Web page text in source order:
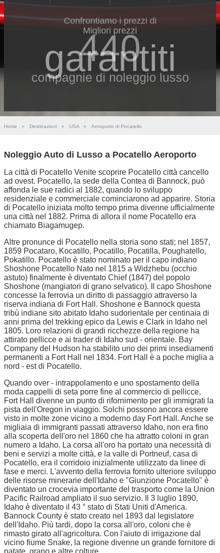
Confrontiamo i prezzi di
440
compagnie di noleggio lusso
Migliori prezzi
garantiti
Home » Destinazioni » USA » Aeroporto di Pocatello
Noleggio Auto di Lusso a Pocatello Aeroporto
La città di Pocatello Venite scoprire Pocatello città cancello
ad ovest. Pocatello, la sede della Contea di Bannock, può
affonda le sue radici al 1882, quando lo sviluppo
residenziale e commerciale cominciarono ad apparire. Storia
di Pocatello iniziata molto tempo prima divenne ufficialmente
una città nel 1882. Prima di allora il nome Pocatello era
chiamato Biagamugep.
Altre pronunce di Pocatello nella storia sono stati; nel 1857,
1859 Pocataro, Kocatillo, Pocatillo, Pocatilla, Poughatello,
Pokatillo. Pocatello è stato nominato per il capo indiano
Shoshone Pocatello Nato nel 1815 a Widzhebu (occhio
astuto) finalmente è diventato Chief (1847) del popolo
Shoshone (mangiatori di grano selvatico). Il capo Shoshone
concesse la ferrovia un diritto di passaggio attraverso la
riserva indiana di Fort Hall. Shoshone e Bannock questa
tribù indiane sito abitato Idaho sudorientale per centinaia di
anni prima del trekking epico da Lewis e Clark in Idaho nel
1805. Loro relazioni di grandi ricchezze della regione ha
attirato pellicce e ai trader di Idaho sud - orientale. Bay
Company del Hudson ha stabilito uno dei primi insediamenti
permanenti a Fort Hall nel 1834. Fort Hall è a poche miglia a
nord - est di Pocatello.
Quando over - intrappolamento e uno spostamento della
moda cappelli di seta porre fine al commercio di pellicce,
Fort Hall divenne un punto di rifornimento per gli immigrati la
pista dell'Oregon in viaggio. Solchi possono ancora essere
visto in molte zone vicino a moderno day Fort Hall. Anche se
migliaia di immigranti passati attraverso Idaho, non era fino
alla scoperta dell'oro nel 1860 che ha attratto coloni in gran
numero a Idaho. La corsa all'oro ha portato una necessità di
beni e servizi a molte città, e la valle di Portneuf, casa di
Pocatello, era il corridoio inizialmente utilizzato da linee di
fase e merci. L'avvento della ferrovia fornito ulteriore sviluppo
delle risorse minerarie dell'Idaho e "Giunzione Pocatello" è
diventato un crocevia importante del trasporto come la Union
Pacific Railroad ampliato il suo servizio. Il 3 luglio 1890,
Idaho è diventato il 43 ° stato di Stati Uniti d'America.
Bannock County è stato creato nel 1893 dal legislatore
dell'Idaho. Più tardi, dopo la corsa all'oro, coloni che è
rimasto girato all'agricoltura. Con l'aiuto di irrigazione dal
vicino fiume Snake, la regione divenne un grande fornitore di
patate, grano e altre colture.